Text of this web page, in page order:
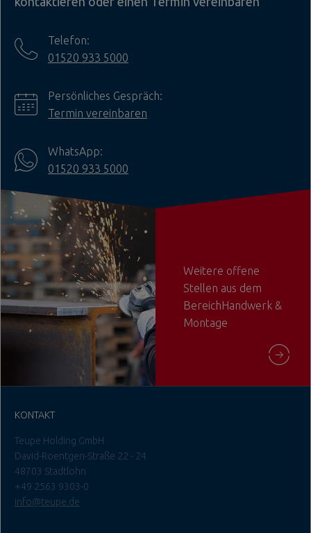
Telefon:
01520 933 5000
Persönliches Gespräch:
Termin vereinbaren
WhatsApp:
01520 933 5000
Weitere offene
Stellen aus dem
BereichHandwerk &
Montage
KONTAKT
Teupe Holding GmbH
David-Roentgen-Straße 22 - 24
48703 Stadtlohn
+49 2563 9303-0
info@teupe.de